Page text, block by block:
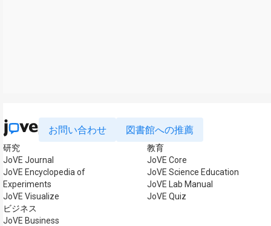
お問い合わせ 図書館への推薦
研究
JoVE Journal
JoVE Encyclopedia of
Experiments
JoVE Visualize
ビジネス
JoVE Business
教育
JoVE Core
JoVE Science Education
JoVE Lab Manual
JoVE Quiz